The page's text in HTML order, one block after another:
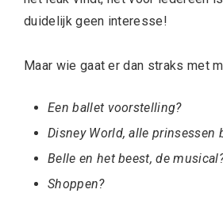
duidelijk geen interesse!
Maar wie gaat er dan straks met
Een ballet voorstelling?
Disney World, alle prinsessen
Belle en het beest, de
Shoppen?